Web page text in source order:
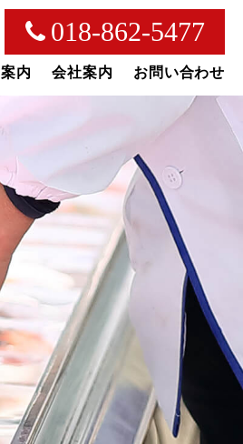
018-862-5477
内 会社案内 お問い合わせ